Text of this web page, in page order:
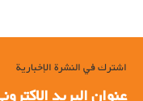
اشترك في النشرة الإخبارية